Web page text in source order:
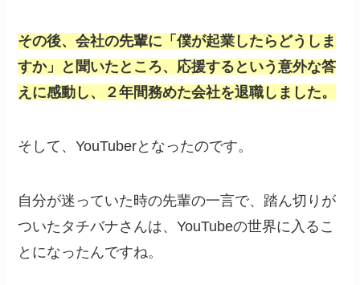
その後、会社の先輩に「僕が起業したらどうしま
すか」と聞いたところ、応援するという意外な答
えに感動し、２年間務めた会社を退職しました。
そして、YouTuberとなったのです。
自分が迷っていた時の先輩の一言で、踏ん切りが
ついたタチバナさんは、YouTubeの世界に入るこ
とになったんですね。